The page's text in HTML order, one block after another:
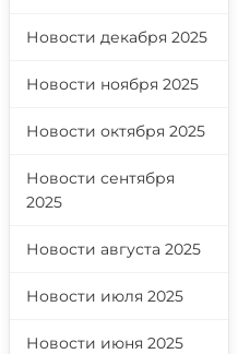
Новости декабря 2025
Новости ноября 2025
Новости октября 2025
Новости сентября
2025
Новости августа 2025
Новости июля 2025
Новости июня 2025